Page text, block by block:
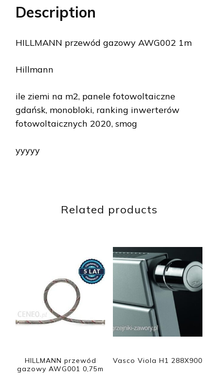
Description
HILLMANN przewód gazowy AWG002 1m
Hillmann
ile ziemi na m2, panele fotowoltaiczne
gdańsk, monobloki, ranking inwerterów
fotowoltaicznych 2020, smog
yyyyy
Related products
HILLMANN przewód
gazowy AWG001 0,75m
Vasco Viola H1 288X900